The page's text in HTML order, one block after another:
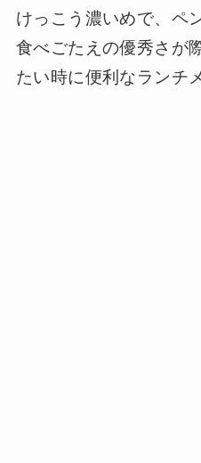
けっこう濃いめで、ペ
食べごたえの優秀さが
たい時に便利なランチ